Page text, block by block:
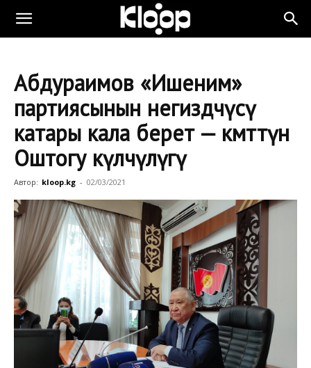
Абдураимов «Ишеним»
партиясынын негиздөөчүсү
катары кала берет — өкмөттүн
Оштогу өкүлчүлүгү
Автор: kloop.kg - 02/03/2021